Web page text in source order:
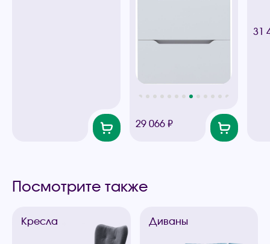
29 066 ₽
31
Посмотрите также
Кресла Диваны